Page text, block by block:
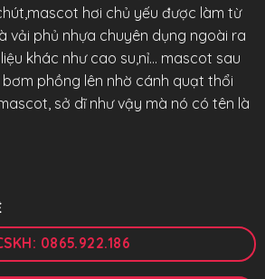
hơi chủ yếu được làm từ
vải phủ nhựa chuyên dụng ngoài ra
khác như cao su,nỉ… mascot sau
phồng lên nhờ cánh quạt thổi
sở dĩ như vậy mà nó có tên là
0865.922.186